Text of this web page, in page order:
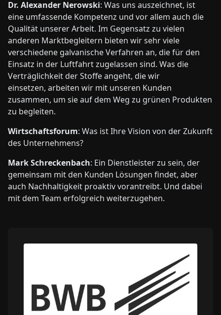
Dr. Alexander Nerowski: Was uns auszeichnet, ist
eine umfassende Kompetenz und vor allem auch die
Qualität unserer Arbeit. Im Gegensatz zu vielen
anderen Marktbegleitern bieten wir sehr viele
verschiedene galvanische Verfahren an, die für den
Einsatz in der Luftfahrt zugelassen sind. Was die
Verträglichkeit der Stoffe angeht, die wir
einsetzen, arbeiten wir mit unseren Kunden
zusammen, um sie auf dem Weg zu grünen Produkten
zu begleiten.
Wirtschaftsforum: Was ist Ihre Vision von der Zukunft
des Unternehmens?
Mark Schreckenbach: Ein Dienstleister zu sein, der
gemeinsam mit den Kunden Lösungen findet, aber
auch Nachhaltigkeit proaktiv vorantreibt. Und dabei
mit dem Team erfolgreich weiterzugehen.